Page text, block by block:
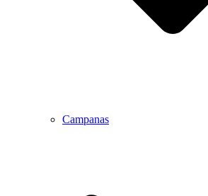
Campanas